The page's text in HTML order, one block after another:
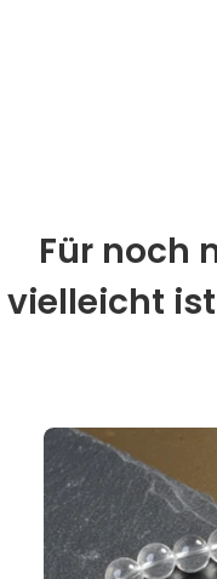
Für noch
vielleicht